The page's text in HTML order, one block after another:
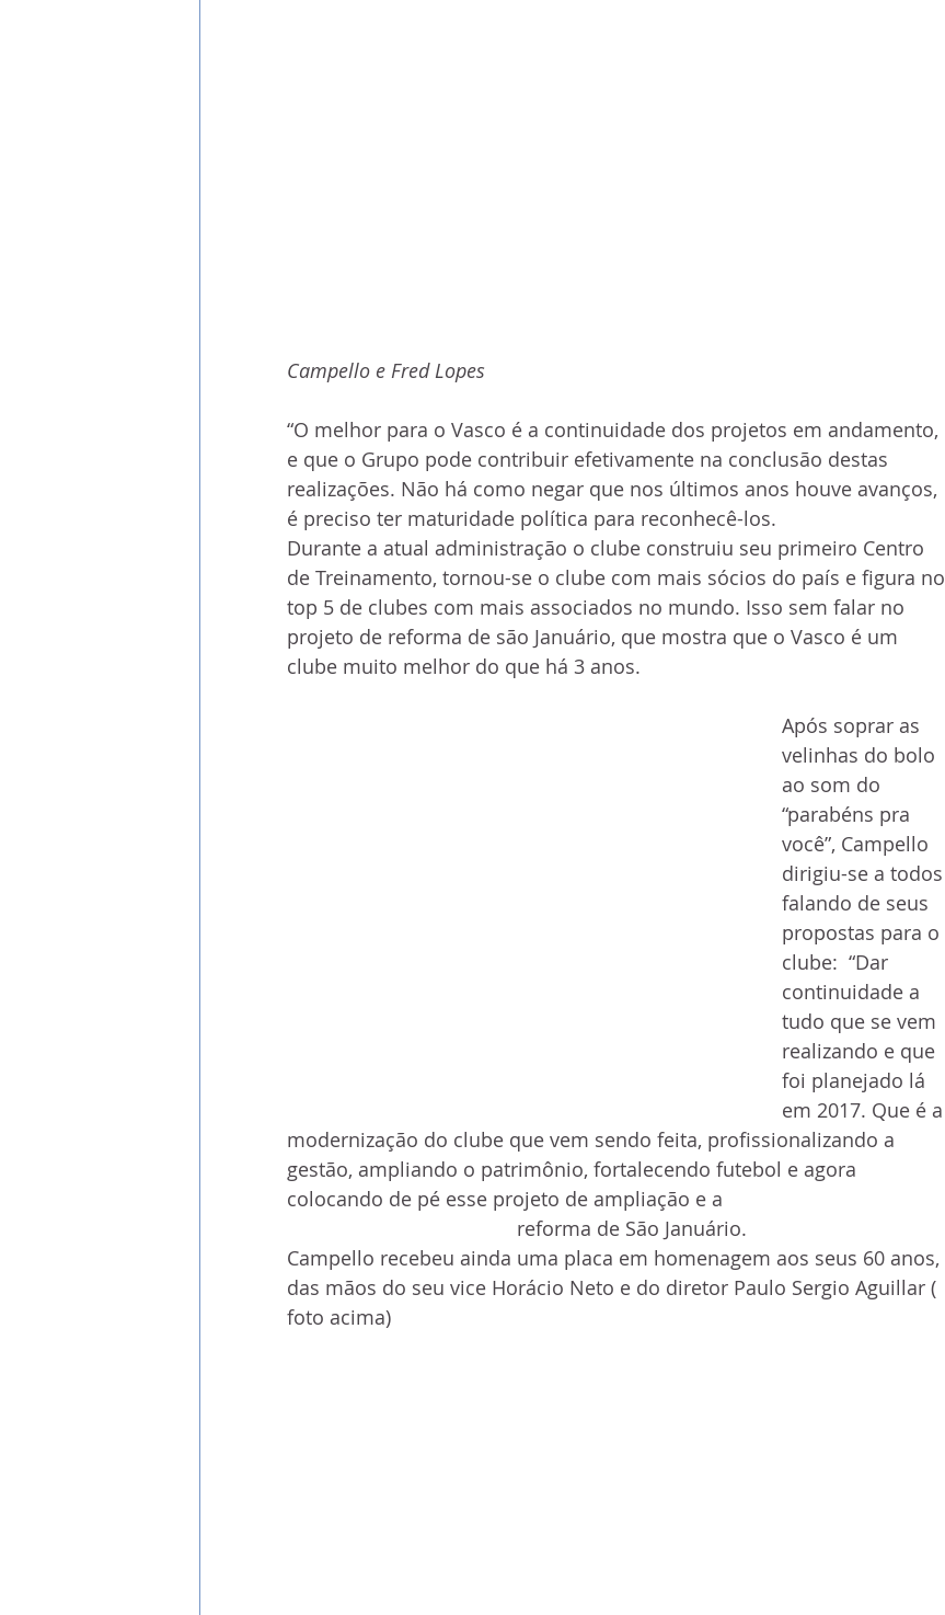
Campello e Fred Lopes
“O melhor para o Vasco é a continuidade dos projetos em andamento,
e que o Grupo pode contribuir efetivamente na conclusão destas
realizações. Não há como negar que nos últimos anos houve avanços,
é preciso ter maturidade política para reconhecê-los.
Durante a atual administração o clube construiu seu primeiro Centro
de Treinamento, tornou-se o clube com mais sócios do país e figura no
top 5 de clubes com mais associados no mundo. Isso sem falar no
projeto de reforma de são Januário, que mostra que o Vasco é um
clube muito melhor do que há 3 anos.
Após soprar as
velinhas do bolo
ao som do
“parabéns pra
você”, Campello
dirigiu-se a todos
falando de seus
propostas para o
clube:  “Dar
continuidade a
tudo que se vem
realizando e que
foi planejado lá
em 2017. Que é a
modernização do clube que vem sendo feita, profissionalizando a
gestão, ampliando o patrimônio, fortalecendo futebol e agora
colocando de pé esse projeto de ampliação e a
                                          reforma de São Januário.
Campello recebeu ainda uma placa em homenagem aos seus 60 anos,
das mãos do seu vice Horácio Neto e do diretor Paulo Sergio Aguillar (
foto acima)